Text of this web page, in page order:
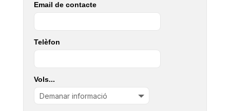
Email de contacte
Telèfon
Vols...